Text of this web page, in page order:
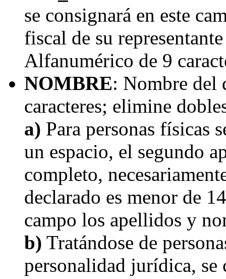
se consignará en este
fiscal de su
Alfanumérico de 9
NOMBRE: Nombre del
caracteres; elimine
a) Para personas físicas
un espacio, el segundo
completo,
declarado es menor de
campo los apellidos y
b) Tratándose de
personalidad jurídica, se